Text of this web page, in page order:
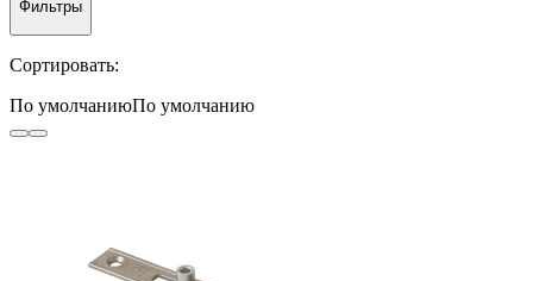
Фильтры
Сортировать:
По умолчаниюПо умолчанию